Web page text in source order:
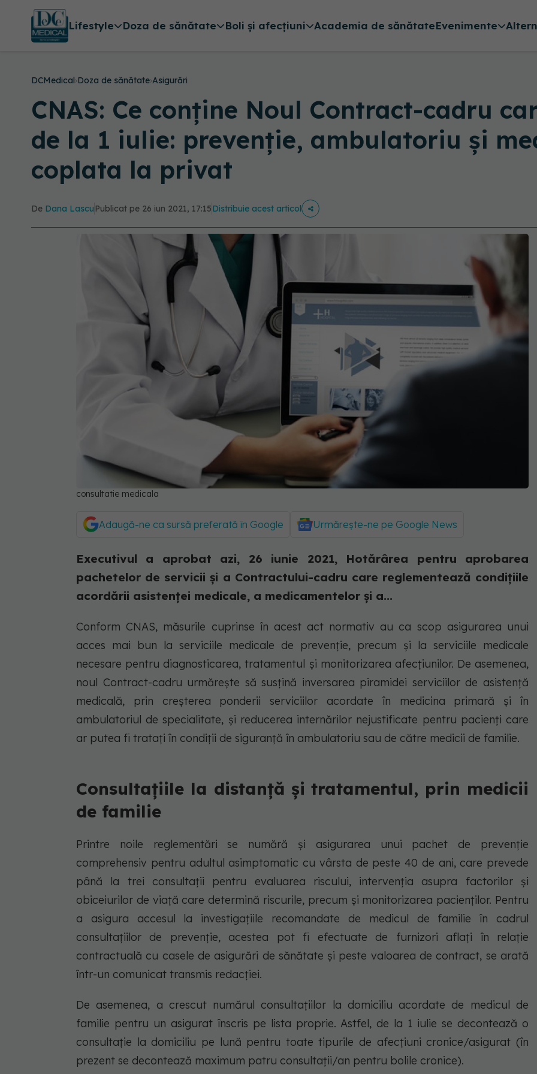
Lifestyle Doza de sănătate Boli și afecțiuni Academia de sănătateEvenimente
DCMedical›Doza de sănătate›Asigurări
CNAS: Ce conține Noul Contract-cadru
de la 1 iulie: prevenție, ambulatoriu și
coplata la privat
De Dana Lascu Publicat pe 26 iun 2021, 17:15Distribuie acest articol
consultatie medicala
Adaugă-ne ca sursă preferată în Google Urmărește-ne pe Google News
Executivul a aprobat azi, 26 iunie 2021, Hotărârea pentru aprobarea
pachetelor de servicii și a Contractului-cadru care reglementează condițiile
acordării asistenței medicale, a medicamentelor și a...
Conform CNAS, măsurile cuprinse în acest act normativ au ca scop asigurarea unui
acces mai bun la serviciile medicale de prevenție, precum și la serviciile medicale
necesare pentru diagnosticarea, tratamentul și monitorizarea afecțiunilor. De asemenea,
noul Contract-cadru urmărește să susțină inversarea piramidei serviciilor de asistență
medicală, prin creșterea ponderii serviciilor acordate în medicina primară și în
ambulatoriul de specialitate, și reducerea internărilor nejustificate pentru pacienți care
ar putea fi tratați în condiții de siguranță în ambulatoriu sau de către medicii de familie.
Consultațiile la distanță și tratamentul, prin medicii
de familie
Printre noile reglementări se numără și asigurarea unui pachet de prevenție
comprehensiv pentru adultul asimptomatic cu vârsta de peste 40 de ani, care prevede
până la trei consultații pentru evaluarea riscului, intervenția asupra factorilor și
obiceiurilor de viață care determină riscurile, precum și monitorizarea pacienților. Pentru
a asigura accesul la investigațiile recomandate de medicul de familie în cadrul
consultațiilor de prevenție, acestea pot fi efectuate de furnizori aflați în relație
contractuală cu casele de asigurări de sănătate și peste valoarea de contract, se arată
într-un comunicat transmis redacției.
De asemenea, a crescut numărul consultațiilor la domiciliu acordate de medicul de
familie pentru un asigurat înscris pe lista proprie. Astfel, de la 1 iulie se decontează o
consultație la domiciliu pe lună pentru toate tipurile de afecțiuni cronice/asigurat (în
prezent se decontează maximum patru consultații/an pentru bolile cronice).